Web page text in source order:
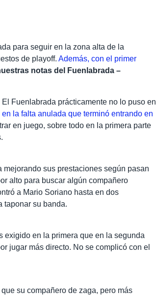
para seguir en la zona alta de la
de playoff.Además, con el primer
notas del Fuenlabrada –
Fuenlabrada prácticamente no lo puso en
en la falta anulada que terminó entrando en
en juego, sobre todo en la primera parte
mejorando sus prestaciones según pasan
alto para buscar algún compañero
a Mario Soriano hasta en dos
taponar su banda.
exigido en la primera que en la segunda
jugar más directo. No se complicó con el
su compañero de zaga, pero más